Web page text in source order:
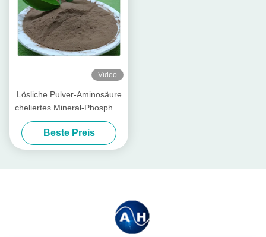
Video
Lösliche Pulver-Aminosäure
cheliertes Mineral-Phosphor-
Element-niedriges
Düngemittel
Beste Preis